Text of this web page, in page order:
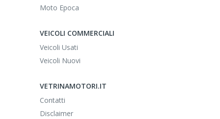
Moto Epoca
VEICOLI COMMERCIALI
Veicoli Usati
Veicoli Nuovi
VETRINAMOTORI.IT
Contatti
Disclaimer